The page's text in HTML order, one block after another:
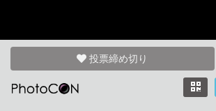
投票締め切り